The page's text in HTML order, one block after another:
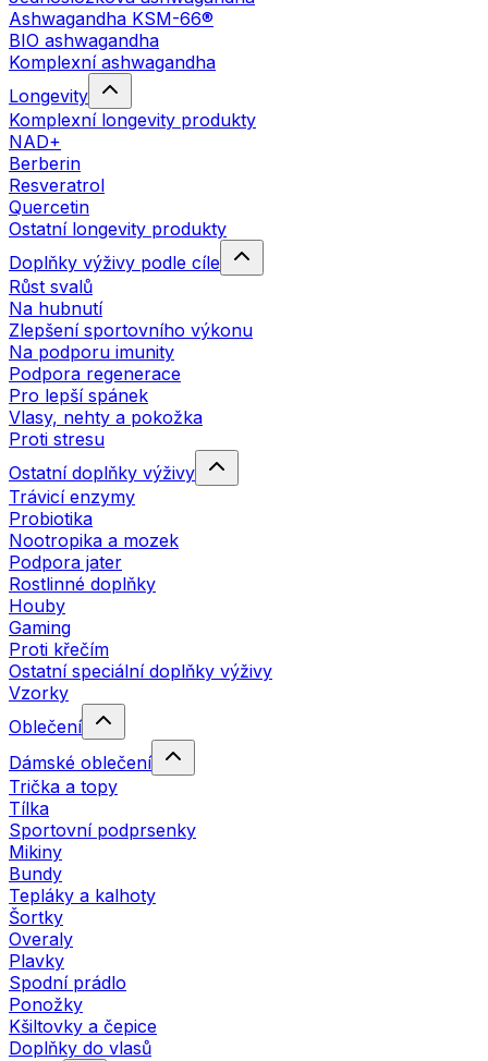
Ashwagandha KSM-66®
BIO ashwagandha
Komplexní ashwagandha
Longevity
Komplexní longevity produkty
NAD+
Berberin
Resveratrol
Quercetin
Ostatní longevity produkty
Doplňky výživy podle cíle
Růst svalů
Na hubnutí
Zlepšení sportovního výkonu
Na podporu imunity
Podpora regenerace
Pro lepší spánek
Vlasy, nehty a pokožka
Proti stresu
Ostatní doplňky výživy
Trávicí enzymy
Probiotika
Nootropika a mozek
Podpora jater
Rostlinné doplňky
Houby
Gaming
Proti křečím
Ostatní speciální doplňky výživy
Vzorky
Oblečení
Dámské oblečení
Trička a topy
Tílka
Sportovní podprsenky
Mikiny
Bundy
Tepláky a kalhoty
Šortky
Overaly
Plavky
Spodní prádlo
Ponožky
Kšiltovky a čepice
Doplňky do vlasů